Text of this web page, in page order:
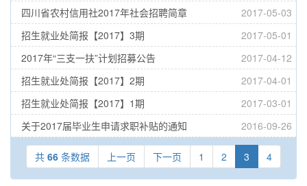
四川省农村信用社2017年社会招聘简章
2017-05-03
招生就业处简报【2017】3期
2017-05-01
2017年“三支一扶”计划招募公告
2017-04-12
招生就业处简报【2017】2期
2017-04-01
招生就业处简报【2017】1期
2017-03-01
关于2017届毕业生申请求职补贴的通知
2016-09-26
共 66 条数据 上一页 下一页 1 2 3 4